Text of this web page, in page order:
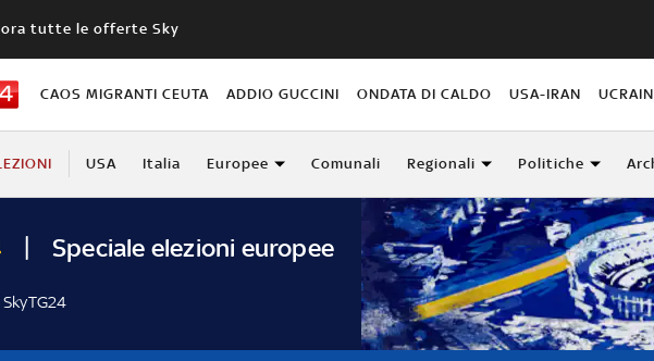
tutte le offerte Sky
CAOS MIGRANTI CEUTA ADDIO GUCCINI ONDATA DI CALDO USA-IRAN
USA Italia Europee Comunali Regionali Politiche
Speciale elezioni europee